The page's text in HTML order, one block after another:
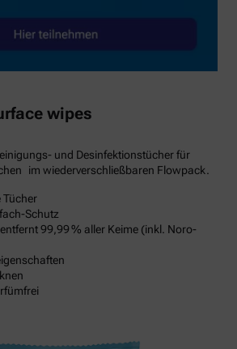
wipes
und Desinfektionstücher für
im wiederverschließbaren Flowpack.
Tücher
Schutz
99,99 % aller Keime (inkl. Noro-